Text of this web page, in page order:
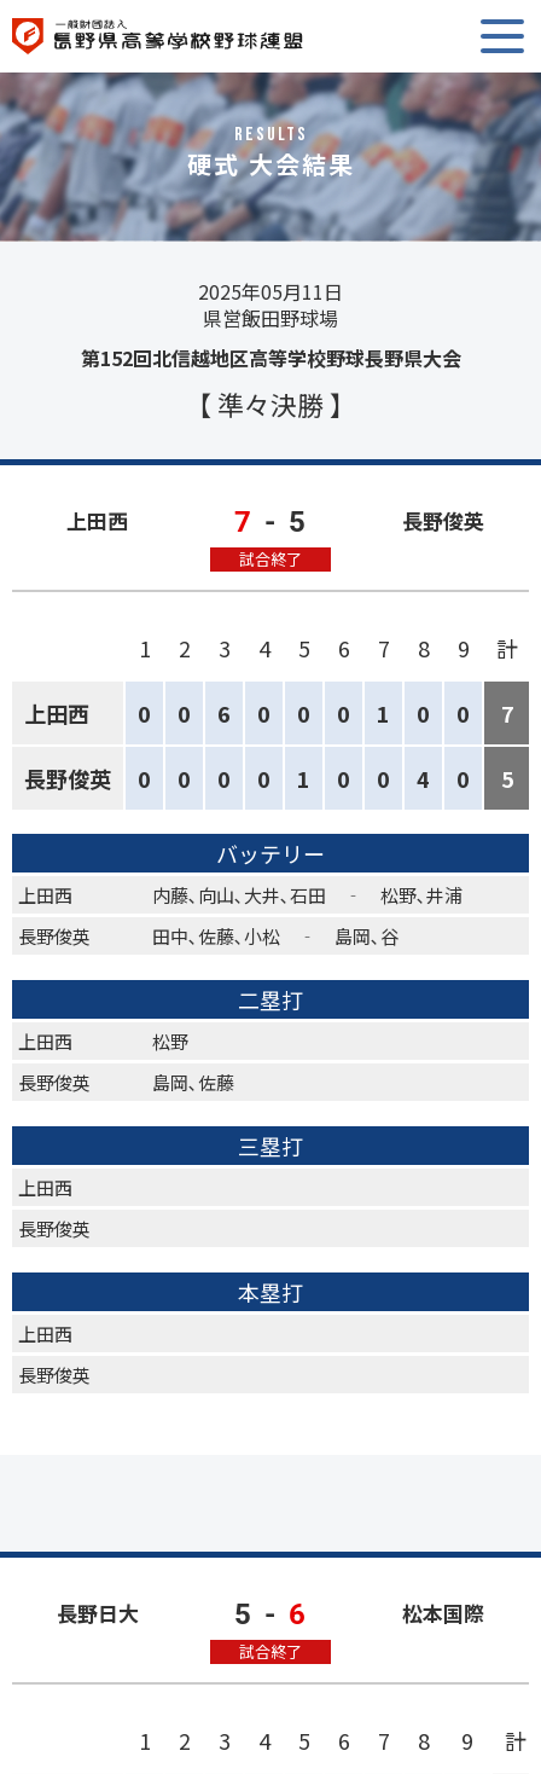
RESULTS
硬式 大会結果
2025年05月11日
県営飯田野球場
第152回北信越地区高等学校野球長野県大会
【 準々決勝 】
上田西 7 - 5
試合終了
長野俊英
1 2 3 4 5 6 7 8 9 計
上田西 0 0 6 0 0 0 1 0 0 7
長野俊英 0 0 0 0 1 0 0 4 0 5
バッテリー
上田西
内藤､向山､大井､石田 ‐ 松野､井浦
長野俊英
田中､佐藤､小松 ‐ 島岡､谷
二塁打
上田西
松野
長野俊英
島岡､佐藤
三塁打
上田西
長野俊英
本塁打
上田西
長野俊英
長野日大 5 - 6
試合終了
松本国際
1 2 3 4 5 6 7 8 9 計